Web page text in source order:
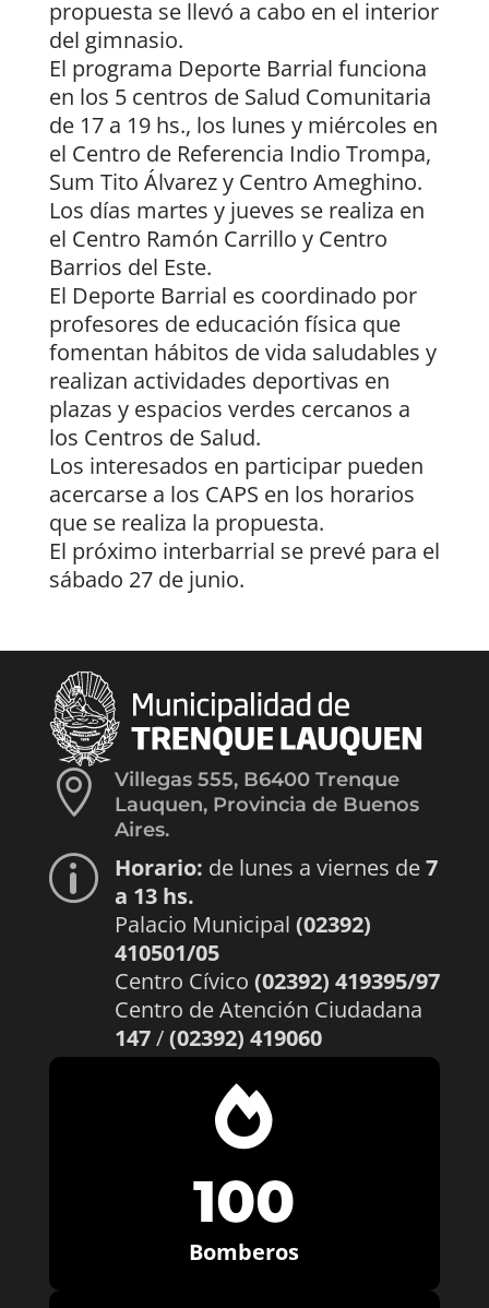
propuesta se llevó a cabo en el interior
del gimnasio.
El programa Deporte Barrial funciona
en los 5 centros de Salud Comunitaria
de 17 a 19 hs., los lunes y miércoles en
el Centro de Referencia Indio Trompa,
Sum Tito Álvarez y Centro Ameghino.
Los días martes y jueves se realiza en
el Centro Ramón Carrillo y Centro
Barrios del Este.
El Deporte Barrial es coordinado por
profesores de educación física que
fomentan hábitos de vida saludables y
realizan actividades deportivas en
plazas y espacios verdes cercanos a
los Centros de Salud.
Los interesados en participar pueden
acercarse a los CAPS en los horarios
que se realiza la propuesta.
El próximo interbarrial se prevé para el
sábado 27 de junio.

Villegas 555, B6400 Trenque
Lauquen, Provincia de Buenos
Aires.
p Horario: de lunes a viernes de7
a 13 hs.
Palacio Municipal (02392)
410501/05
Centro Cívico (02392) 419395/97
Centro de Atención Ciudadana
147/(02392) 419060

100
Bomberos